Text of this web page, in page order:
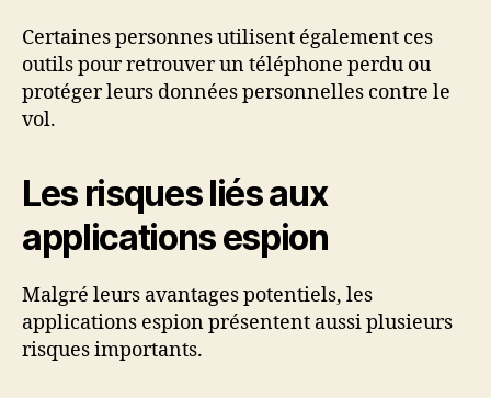
Certaines personnes utilisent également ces
outils pour retrouver un téléphone perdu ou
protéger leurs données personnelles contre le
vol.
Les risques liés aux
applications espion
Malgré leurs avantages potentiels, les
applications espion présentent aussi plusieurs
risques importants.